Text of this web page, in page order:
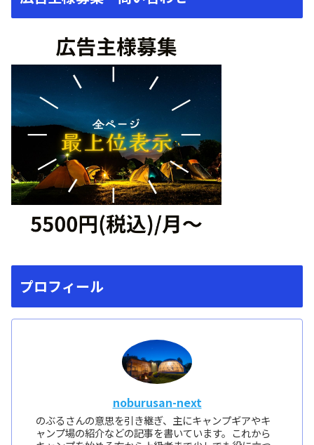
プロフィール
noburusan-next
のぶるさんの意思を引き継ぎ、主にキャンプギアやキ
ャンプ場の紹介などの記事を書いています。これから